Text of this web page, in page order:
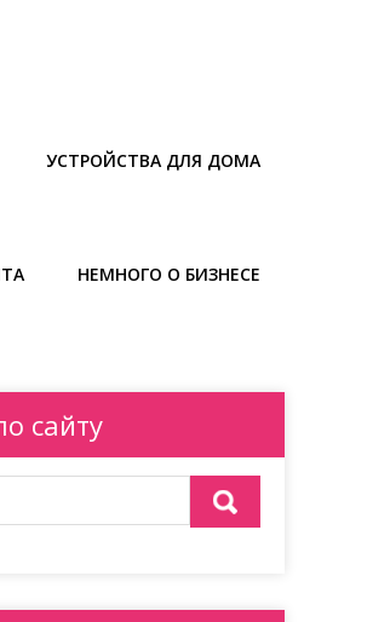
УСТРОЙСТВА ДЛЯ ДОМА
НЕМНОГО О БИЗНЕСЕ
сайту